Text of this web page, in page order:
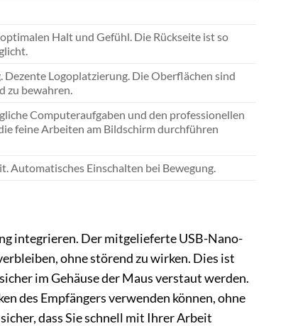
Halt und Gefühl. Die Rückseite ist so
Logoplatzierung. Die Oberflächen sind
zu bewahren.
Computeraufgaben und den professionellen
feine Arbeiten am Bildschirm durchführen
Einschalten bei Bewegung.
integrieren. Der mitgelieferte USB-Nano-
ohne störend zu wirken. Dies ist
im Gehäuse der Maus verstaut werden.
des Empfängers verwenden können, ohne
dass Sie schnell mit Ihrer Arbeit